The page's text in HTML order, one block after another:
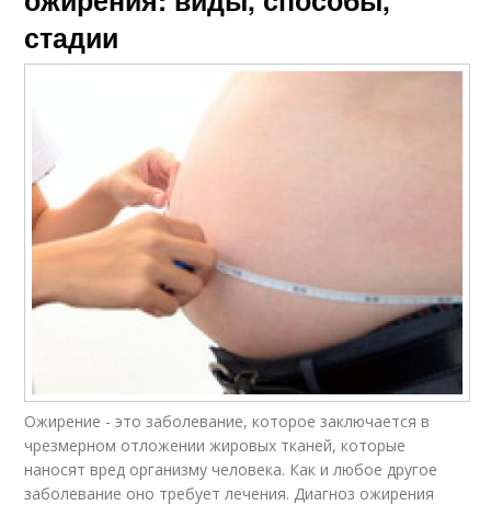
стадии
Ожирение - это заболевание, которое заключается в
чрезмерном отложении жировых тканей, которые
наносят вред организму человека. Как и любое другое
заболевание оно требует лечения. Диагноз ожирения